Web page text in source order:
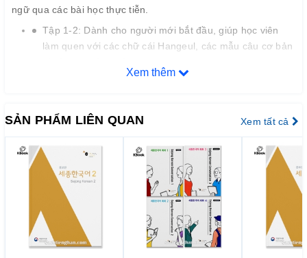
ngữ qua các bài học thực tiễn.
Tập 1-2: Dành cho người mới bắt đầu, giúp học viên
làm quen với các chữ cái Hangeul, các mẫu câu cơ bản
trong cuộc sống hằng ngày.
các tình huống đa dạng, bao gồm cả giao tiếp tại nơi
làm việc, du lịch, và các hoạt động xã hội.
Tập 7-8: Các bài học ở cấp độ cao hơn, giúp học viên
nắm vững ngữ pháp phức tạp và nâng cao khả năng
diễn đạt và hiểu ngôn ngữ một cách tự nhiên và trôi
chảy
Link Sách
Xem thêm
SẢN PHẨM LIÊN QUAN Xem tất cả